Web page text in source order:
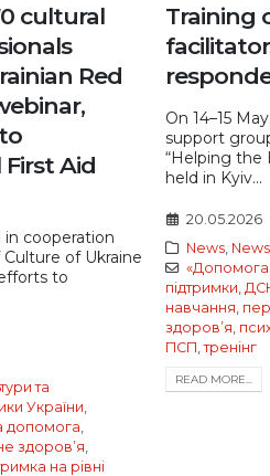
cultural
Red
First Aid
cooperation
of Ukraine
to
та
України
допомога
здоровʼя
на рівні
Training
On 14–15
support
“Helping the
held in Kyiv...
20.05.2026
News,
підтримки
навчання
здоровʼя
ПСП ,тренінг
READ MORE...